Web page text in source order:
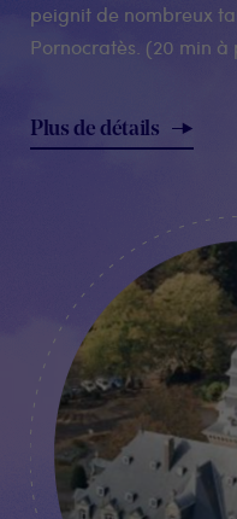
peignit de nombreux
Pornocratès. (20 min
Plus de détails